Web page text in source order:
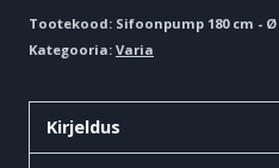
Tootekood: Sifoonpump 180 cm -
Kategooria: Varia
Kirjeldus